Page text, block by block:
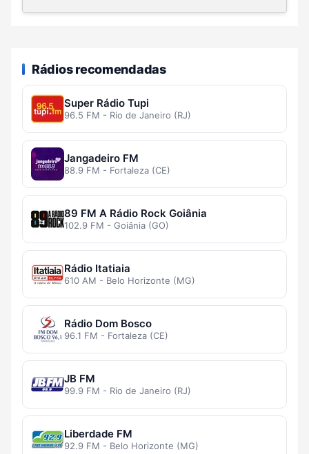
Rádios recomendadas
Super Rádio Tupi
96.5 FM - Rio de Janeiro (RJ)
Jangadeiro FM
88.9 FM - Fortaleza (CE)
89 FM A Rádio Rock Goiânia
102.9 FM - Goiânia (GO)
Rádio Itatiaia
610 AM - Belo Horizonte (MG)
Rádio Dom Bosco
96.1 FM - Fortaleza (CE)
JB FM
99.9 FM - Rio de Janeiro (RJ)
Liberdade FM
92.9 FM - Belo Horizonte (MG)